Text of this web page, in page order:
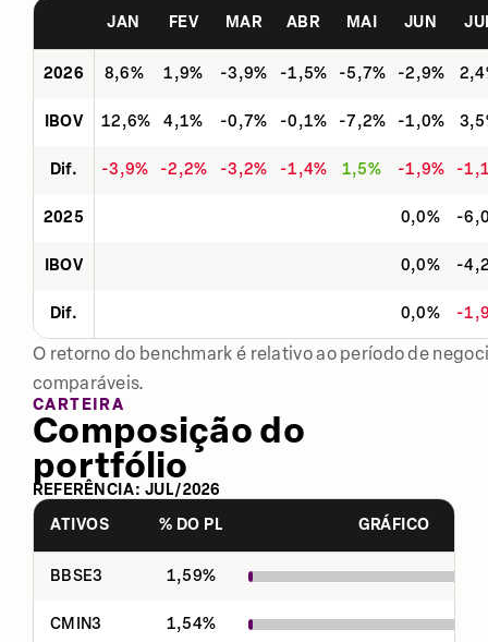
JAN FEV MAR ABR MAI JUN
2026 8,6% 1,9% -3,9% -1,5% -5,7% -2,9%
IBOV 12,6% 4,1% -0,7% -0,1% -7,2% -1,0%
Dif. -3,9% -2,2% -3,2% -1,4% 1,5% -1,9% -
2025 0,0% -
IBOV 0,0% -
Dif. 0,0% -
O retorno do benchmark é relativo ao período de
comparáveis.
CARTEIRA
Composição do
portfólio
REFERÊNCIA: JUL/2026
ATIVOS
% DO PL GRÁFICO
BBSE3 1,59%
CMIN3 1,54%